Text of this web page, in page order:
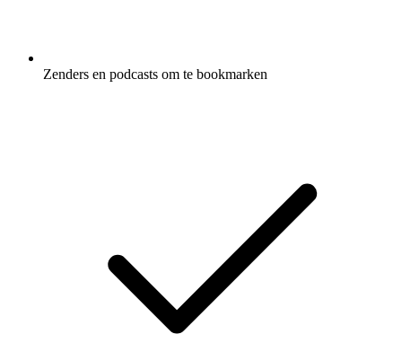
Zenders en podcasts om te bookmarken